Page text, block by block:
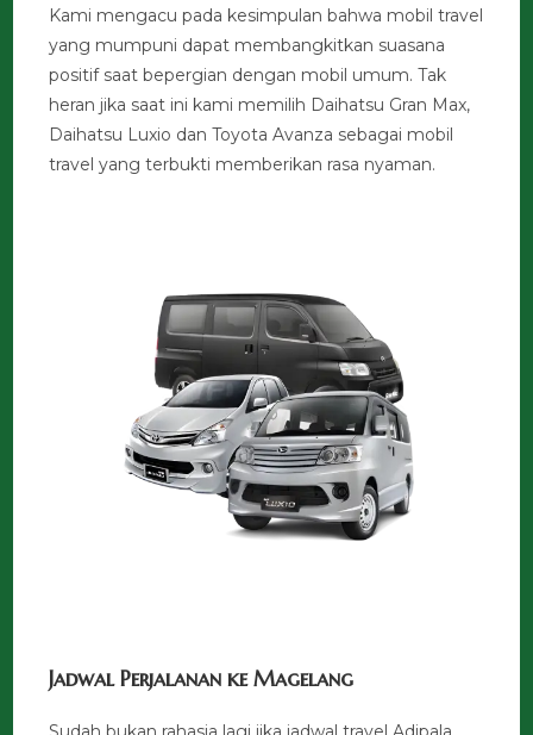
Kami mengacu pada kesimpulan bahwa mobil travel
yang mumpuni dapat membangkitkan suasana
positif saat bepergian dengan mobil umum. Tak
heran jika saat ini kami memilih Daihatsu Gran Max,
Daihatsu Luxio dan Toyota Avanza sebagai mobil
travel yang terbukti memberikan rasa nyaman.
Jadwal Perjalanan ke Magelang